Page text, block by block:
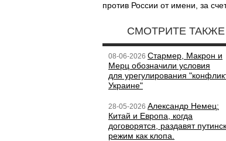
против России от имени, за
СМОТРИТЕ ТАКЖЕ
08-06-2026 Стармер, Макрон и
Мерц обозначили условия
для урегулирования
Украине"
28-05-2026 Александр Немец:
Китай и Европа, когда
договорятся, раздавят
режим как клопа.